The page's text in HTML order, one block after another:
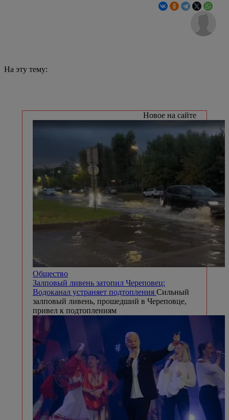
На эту тему:
Новое на сайте
Общество
Залповый ливень затопил Череповец:
Водоканал устраняет подтопления Сильный
залповый ливень, прошедший в Череповце,
привел к подтоплениям